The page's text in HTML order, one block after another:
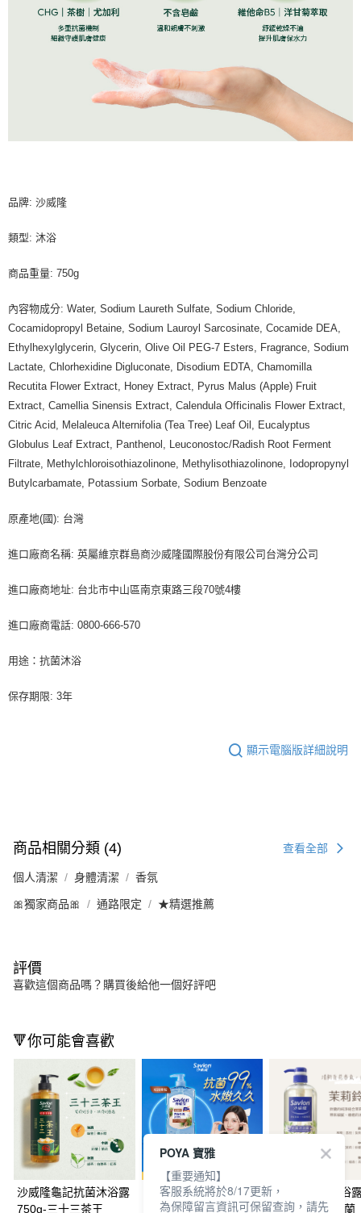
品牌: 沙威隆
類型: 沐浴
商品重量: 750g
內容物成分: Water, Sodium Laureth Sulfate, Sodium Chloride,
Cocamidopropyl Betaine, Sodium Lauroyl Sarcosinate, Cocamide DEA,
Ethylhexylglycerin, Glycerin, Olive Oil PEG-7 Esters, Fragrance, Sodium
Lactate, Chlorhexidine Digluconate, Disodium EDTA, Chamomilla
Recutita Flower Extract, Honey Extract, Pyrus Malus (Apple) Fruit
Extract, Camellia Sinensis Extract, Calendula Officinalis Flower Extract,
Citric Acid, Melaleuca Alternifolia (Tea Tree) Leaf Oil, Eucalyptus
Globulus Leaf Extract, Panthenol, Leuconostoc/Radish Root Ferment
Filtrate, Methylchloroisothiazolinone, Methylisothiazolinone, Iodopropynyl
Butylcarbamate, Potassium Sorbate, Sodium Benzoate
原產地(國): 台灣
進口廠商名稱: 英屬維京群島商沙威隆國際股份有限公司台灣分公司
進口廠商地址: 台北市中山區南京東路三段70號4樓
進口廠商電話: 0800-666-570
用途：抗菌沐浴
保存期限: 3年
顯示電腦版詳細說明
商品相關分類 (4) 查看全部
個人清潔 身體清潔 香氛
🎀獨家商品🎀 通路限定 ★精選推薦
評價
喜歡這個商品嗎？購買後給他一個好評吧
🔻你可能會喜歡
沙威隆龜記抗菌沐浴露
750g-三十三茶王
沙威隆抗菌保濕沐浴乳
850g-琥珀雪松
沙威隆抗菌沐浴
1000ml茉莉鈴蘭
POYA 寶雅
【重要通知】
客服系統將於8/17更新，
為保障留言資訊可保留查詢，請先